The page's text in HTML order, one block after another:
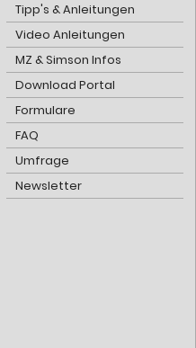
Tipp's & Anleitungen
Video Anleitungen
MZ & Simson Infos
Download Portal
Formulare
FAQ
Umfrage
Newsletter